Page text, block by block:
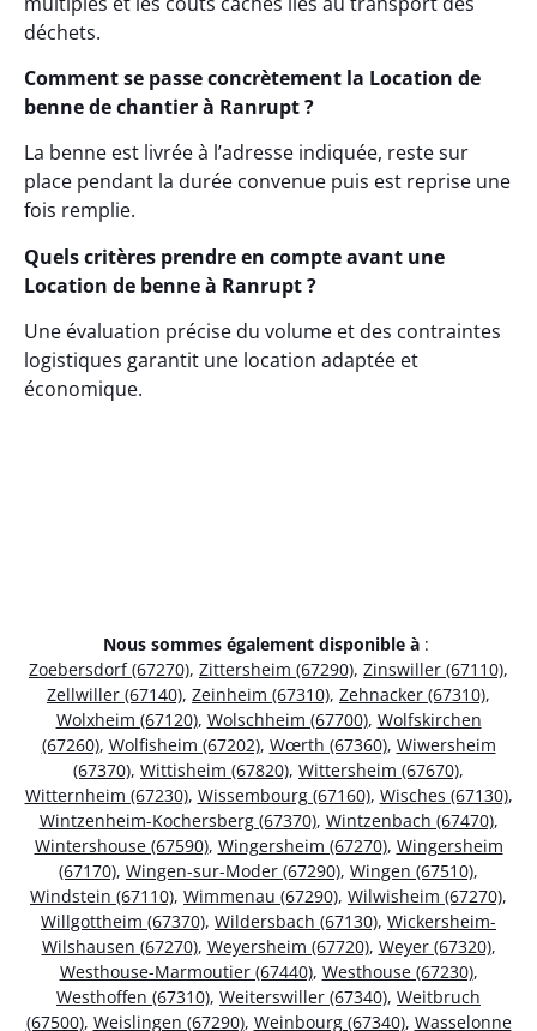
déchets.
Comment se passe concrètement la Location de
benne de chantier à Ranrupt ?
La benne est livrée à l’adresse indiquée, reste sur
place pendant la durée convenue puis est reprise une
fois remplie.
Quels critères prendre en compte avant une
Location de benne à Ranrupt ?
Une évaluation précise du volume et des contraintes
logistiques garantit une location adaptée et
économique.
Nous sommes également disponible à :
Zoebersdorf (67270), Zittersheim (67290), Zinswiller (67110),
Zellwiller (67140), Zeinheim (67310), Zehnacker (67310),
Wolxheim (67120), Wolschheim (67700), Wolfskirchen
(67260), Wolfisheim (67202), Wœrth (67360), Wiwersheim
(67370), Wittisheim (67820), Wittersheim (67670),
Witternheim (67230), Wissembourg (67160), Wisches (67130),
Wintzenheim-Kochersberg (67370), Wintzenbach (67470),
Wintershouse (67590), Wingersheim (67270), Wingersheim
(67170), Wingen-sur-Moder (67290), Wingen (67510),
Windstein (67110), Wimmenau (67290), Wilwisheim (67270),
Willgottheim (67370), Wildersbach (67130), Wickersheim-
Wilshausen (67270), Weyersheim (67720), Weyer (67320),
Westhouse-Marmoutier (67440), Westhouse (67230),
Westhoffen (67310), Weiterswiller (67340), Weitbruch
(67500), Weislingen (67290), Weinbourg (67340), Wasselonne